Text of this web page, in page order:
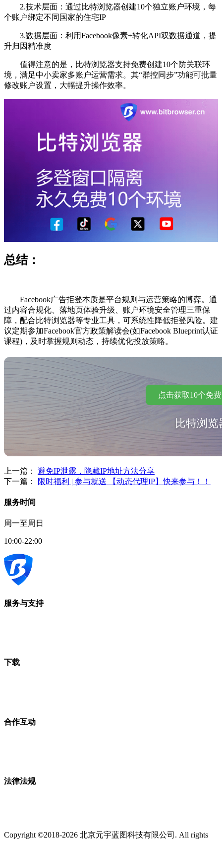
2.技术层面：通过比特浏览器创建10个独立账户环境，每
个账户绑定不同国家的住宅IP
3.数据层面：利用Facebook像素+转化API双数据通道，提
升归因精准度
值得注意的是，比特浏览器支持免费创建10个防关联环
境，满足中小卖家多账户运营需求。其“群控同步”功能可批量
修改账户设置，大幅提升操作效率。
总结：
Facebook广告拒登本质是平台规则与运营策略的博弈。通
过内容合规化、落地页体验升级、账户环境安全管理三重保
障，配合比特浏览器等专业工具，可系统性降低拒登风险。建
议定期参加Facebook官方政策解读会(如Facebook Blueprint认证
课程)，及时掌握规则动态，持续优化投放策略。
点击获取10个免
比特浏览
上一篇： 避免IP泄露，隐藏IP地址方法分享
下一篇：
限时福利 | 参与就送 【动态代理IP】快来参与！！
服务时间
周一至周日
10:00-22:00
服务与支持
下载
合作互动
法律法规
Copyright ©2018-2026 北京元宇蓝图科技有限公司. All rights